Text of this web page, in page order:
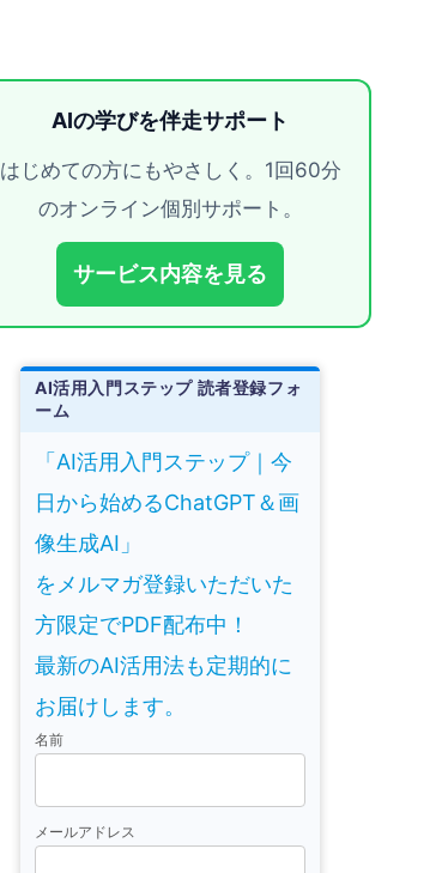
AIの学びを伴走サポート
はじめての方にもやさしく。1回60分
のオンライン個別サポート。
サービス内容を見る
AI活用入門ステップ 読者登録フォ
ーム
「AI活用入門ステップ｜今
日から始めるChatGPT＆画
像生成AI」
をメルマガ登録いただいた
方限定でPDF配布中！
最新のAI活用法も定期的に
お届けします。
名前
メールアドレス